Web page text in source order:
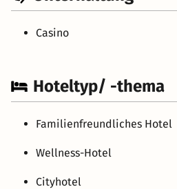
Casino
Hoteltyp/ -thema
Familienfreundliches Hotel
Wellness-Hotel
Cityhotel